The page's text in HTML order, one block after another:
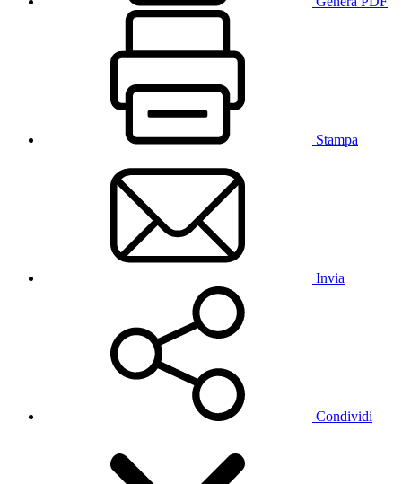
Stampa
Invia
Condividi